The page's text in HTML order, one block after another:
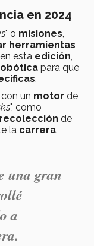
en 2024
" o misiones
herramientas
esta edición
para que
.
con un motor de
", como
de
la carrera.
una gran
a